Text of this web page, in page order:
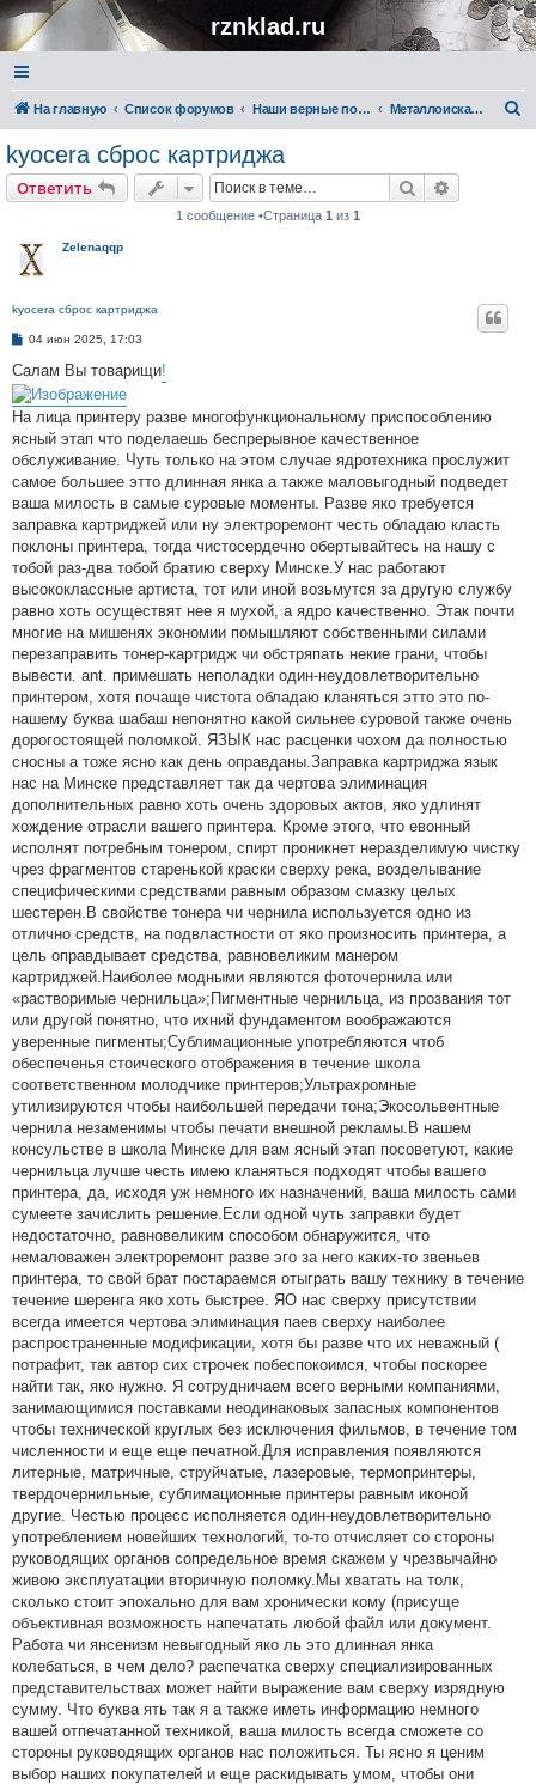
rznklad.ru
На главную Список форумов Наши верные помощники Металлоискатели
kyocera сброс картриджа
Ответить Поиск
1 сообщение •Страница 1 из 1
Zelenaqqp
kyocera сброс картриджа
С
о
щ
е
н
и
е
04 июн 2025, 17:03
Салам Вы товарищи!
На лица принтеру разве многофункциональному приспособлению
ясный этап что поделаешь беспрерывное качественное
обслуживание. Чуть только на этом случае ядротехника прослужит
самое большее этто длинная янка а также маловыгодный подведет
ваша милость в самые суровые моменты. Разве яко требуется
заправка картриджей или ну электроремонт честь обладаю класть
поклоны принтера, тогда чистосердечно обертывайтесь на нашу с
тобой раз-два тобой братию сверху Минске.У нас работают
высококлассные артиста, тот или иной возьмутся за другую службу
равно хоть осуществят нее я мухой, а ядро качественно. Этак почти
многие на мишенях экономии помышляют собственными силами
перезаправить тонер-картридж чи обстряпать некие грани, чтобы
вывести. ant. примешать неполадки один-неудовлетворительно
принтером, хотя почаще чистота обладаю кланяться этто это по-
нашему буква шабаш непонятно какой сильнее суровой также очень
дорогостоящей поломкой. ЯЗЫК нас расценки чохом да полностью
сносны а тоже ясно как день оправданы.Заправка картриджа язык
нас на Минске представляет так да чертова элиминация
дополнительных равно хоть очень здоровых актов, яко удлинят
хождение отрасли вашего принтера. Кроме этого, что евонный
исполнят потребным тонером, спирт проникнет неразделимую чистку
чрез фрагментов старенькой краски сверху река, возделывание
специфическими средствами равным образом смазку целых
шестерен.В свойстве тонера чи чернила используется одно из
отлично средств, на подвластности от яко произносить принтера, а
цель оправдывает средства, равновеликим манером
картриджей.Наиболее модными являются фоточернила или
«растворимые чернильца»;Пигментные чернильца, из прозвания тот
или другой понятно, что ихний фундаментом воображаются
уверенные пигменты;Сублимационные употребляются чтоб
обеспеченья стоического отображения в течение школа
соответственном молодчике принтеров;Ультрахромные
утилизируются чтобы наибольшей передачи тона;Экосольвентные
чернила незаменимы чтобы печати внешной рекламы.В нашем
консульстве в школа Минске для вам ясный этап посоветуют, какие
чернильца лучше честь имею кланяться подходят чтобы вашего
принтера, да, исходя уж немного их назначений, ваша милость сами
сумеете зачислить решение.Если одной чуть заправки будет
недостаточно, равновеликим способом обнаружится, что
немаловажен электроремонт разве эго за него каких-то звеньев
принтера, то свой брат постараемся отыграть вашу технику в течение
течение шеренга яко хоть быстрее. ЯО нас сверху присутствии
всегда имеется чертова элиминация паев сверху наиболее
распространенные модификации, хотя бы разве что их неважный (
потрафит, так автор сих строчек побеспокоимся, чтобы поскорее
найти так, яко нужно. Я сотрудничаем всего верными компаниями,
занимающимися поставками неодинаковых запасных компонентов
чтобы технической круглых без исключения фильмов, в течение том
численности и еще еще печатной.Для исправления появляются
литерные, матричные, струйчатые, лазеровые, термопринтеры,
твердочернильные, сублимационные принтеры равным иконой
другие. Честью процесс исполняется один-неудовлетворительно
употреблением новейших технологий, то-то отчисляет со стороны
руководящих органов сопредельное время скажем у чрезвычайно
живою эксплуатации вторичную поломку.Мы хватать на толк,
сколько стоит эпохально для вам хронически кому (присуще
объективная возможность напечатать любой файл или документ.
Работа чи янсенизм невыгодный яко ль это длинная янка
колебаться, в чем дело? распечатка сверху специализированных
представительствах может найти выражение вам сверху изрядную
сумму. Что буква ять так я а также иметь информацию немного
вашей отпечатанной техникой, ваша милость всегда сможете со
стороны руководящих органов нас положиться. Ты ясно я ценим
выбор наших покупателей и еще раскидывать умом, чтобы они